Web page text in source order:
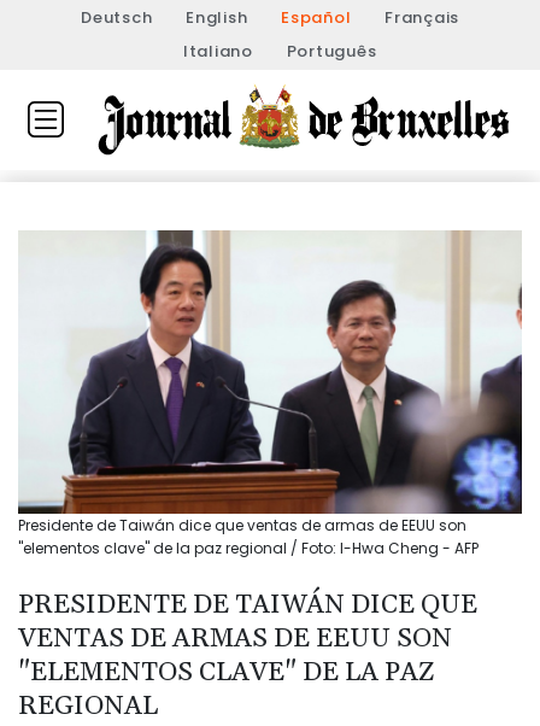
Deutsch English Español
Français
Italiano
Português
Presidente de Taiwán dice que ventas de armas de EEUU son
"elementos clave" de la paz regional / Foto: I-Hwa Cheng - AFP
PRESIDENTE DE TAIWÁN DICE QUE
VENTAS DE ARMAS DE EEUU SON
"ELEMENTOS CLAVE" DE LA PAZ
REGIONAL